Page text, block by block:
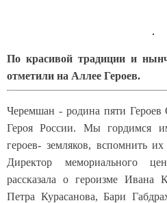
По красивой традиции и
отметили на Аллее Героев.
Черемшан - родина пяти Героев
Героя России. Мы гордимся
героев- земляков, вспомнить
Директор мемориального
рассказала о героизме Ивана
Петра Курасанова, Бари